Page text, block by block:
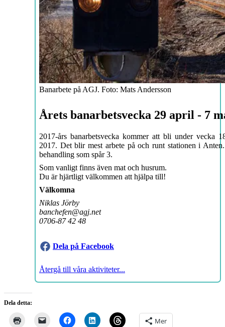
Banarbete på AGJ. Foto: Mats Andersson
Årets banarbetsvecka 29 april - 7
2017-års banarbetsvecka kommer att bli under
2017. Det blir mest arbete på och runt stationen i
behandling som spår 3.
Som vanligt finns även mat och husrum.
Du är hjärtligt välkommen att hjälpa till!
Välkomna
Niklas Jörby
banchefen@agj.net
0706-87 42 48
Dela på Facebook
Återgå till våra aktiviteter...
Dela detta:
Mer